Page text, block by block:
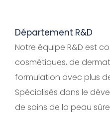
Département R&D
Notre équipe R&D est
cosmétiques, de
formulation avec plus
Spécialisés dans le
de soins de la peau